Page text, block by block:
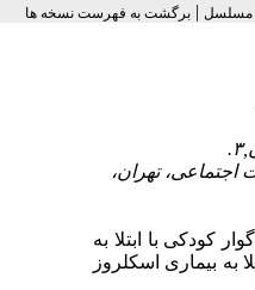
مسلسل |برگشت به فهرست نسخه ها
تهران،
کودکی با ابتلا به
به بیماری اسکلروز